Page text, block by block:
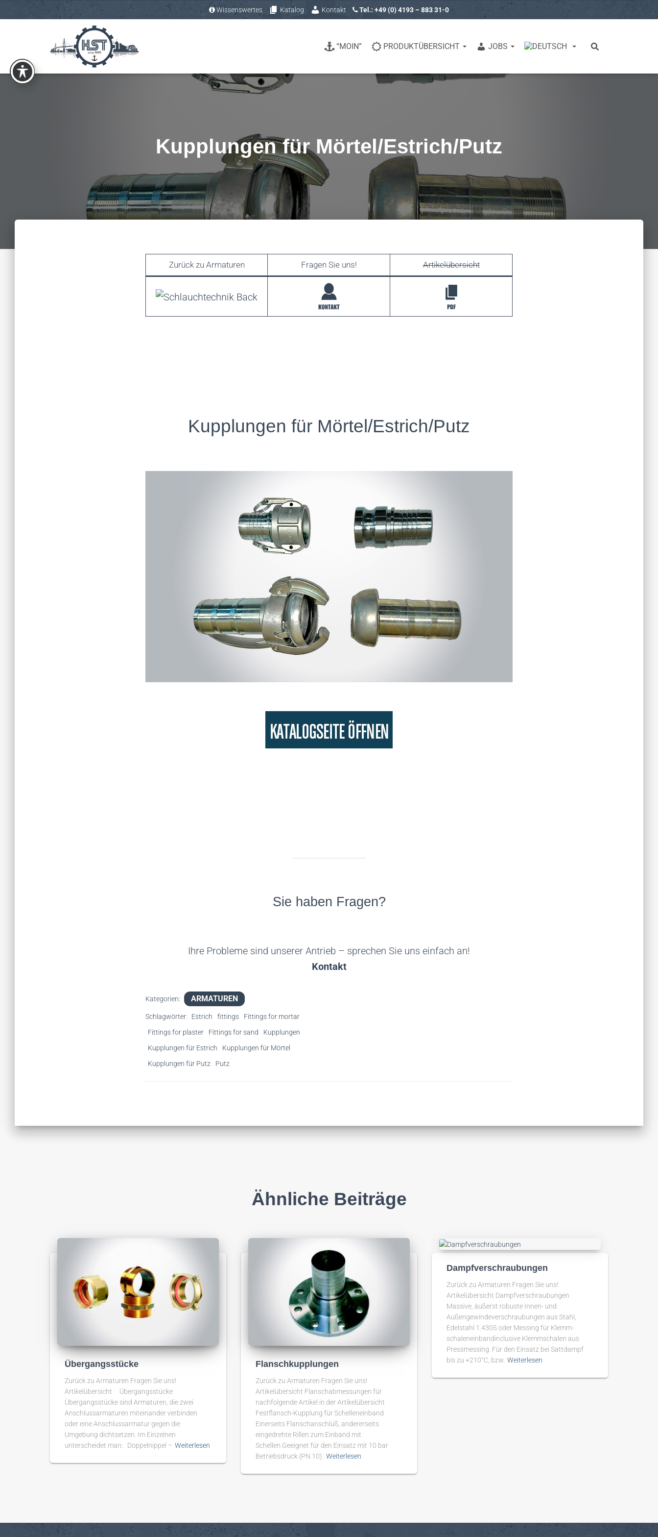
Wissenswertes Katalog Kontakt Tel.: +49 (0) 4193 – 883 31-0
“MOIN” PRODUKTÜBERSICHT JOBS
Kupplungen für Mörtel/Estrich/Putz
Zurück zu Armaturen Fragen Sie uns! Artikelübersicht
Kupplungen für Mörtel/Estrich/Putz
Sie haben Fragen?
Ihre Probleme sind unserer Antrieb – sprechen Sie uns einfach an!
Kontakt
Kategorien: ARMATUREN
Schlagwörter: Estrich fittings
Fittings for mortar
Fittings for plaster
Fittings for sand
Kupplungen
Kupplungen für Estrich
Kupplungen für Mörtel
Kupplungen für Putz
Putz
Ähnliche Beiträge
Übergangsstücke
Zurück zu Armaturen Fragen Sie uns!
Artikelübersicht Übergangsstücke
Übergangsstücke sind Armaturen, die zwei
Anschlussarmaturen miteinander verbinden
oder eine Anschlussarmatur gegen die
Umgebung dichtsetzen. Im Einzelnen
unterscheidet man: Doppelnippel – Weiterlesen
Flanschkupplungen
Zurück zu Armaturen Fragen Sie uns!
Artikelübersicht Flanschabmessungen für
nachfolgende Artikel in der Artikelübersicht
Festflansch-Kupplung für Schelleneinband
Einerseits Flanschanschluß, andererseits
eingedrehte Rillen zum Einband mit
Schellen.Geeignet für den Einsatz mit 10 bar
Betriebsdruck (PN 10). Weiterlesen
Dampfverschraubungen
Zurück zu Armaturen Fragen Sie uns!
Artikelübersicht Dampfverschraubungen
Massive, äußerst robuste Innen- und
Außengewindeverschraubungen aus Stahl,
Edelstahl 1.4305 oder Messing für Klemm-
schaleneinbandinclusive Klemmschalen aus
Pressmessing. Für den Einsatz bei Sattdampf
bis zu +210°C, bzw. Weiterlesen